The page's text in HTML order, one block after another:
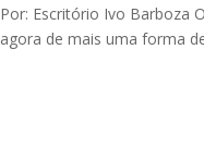
Por: Escritório Ivo Barboza
agora de mais uma forma